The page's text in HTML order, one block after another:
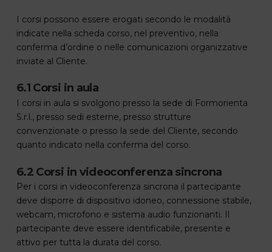
I corsi possono essere erogati secondo le modalità
indicate nella scheda corso, nel preventivo, nella
conferma d’ordine o nelle comunicazioni organizzative
inviate al Cliente.
6.1 Corsi in aula
I corsi in aula si svolgono presso la sede di Formorienta
S.r.l., presso sedi esterne, presso strutture
convenzionate o presso la sede del Cliente, secondo
quanto indicato nella conferma del corso.
6.2 Corsi in videoconferenza sincrona
Per i corsi in videoconferenza sincrona il partecipante
deve disporre di dispositivo idoneo, connessione stabile,
webcam, microfono e sistema audio funzionanti. Il
partecipante deve essere identificabile, presente e
attivo per tutta la durata del corso.